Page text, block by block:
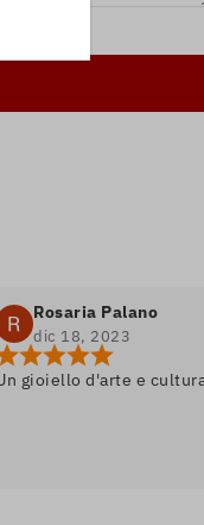
Palano
18, 2023
d'arte e cultura!